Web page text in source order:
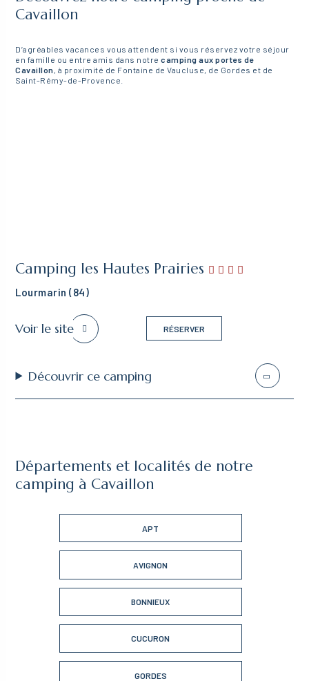
Cavaillon
D’agréables vacances vous attendent si vous réservez votre séjour
en famille ou entre amis dans notrecamping aux portes de
Cavaillon, à proximité de Fontaine de Vaucluse, de Gordes et de
Saint-Rémy-de-Provence.
Camping les Hautes Prairies
Lourmarin (84)
Voir le site RÉSERVER
Découvrir ce camping
Départements et localités de notre
camping à Cavaillon
APT
AVIGNON
BONNIEUX
CUCURON
GORDES